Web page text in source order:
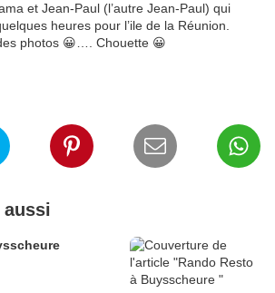
et Jean-Paul (l’autre Jean-Paul) qui
heures pour l’ile de la Réunion.
photos 😀…. Chouette 😀
aussi